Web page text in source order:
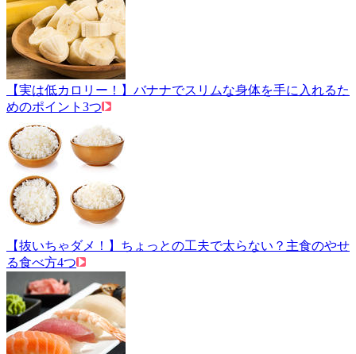
【実は低カロリー！】バナナでスリムな身体を手に入れるた
めのポイント3つ
【抜いちゃダメ！】ちょっとの工夫で太らない？主食のやせ
る食べ方4つ